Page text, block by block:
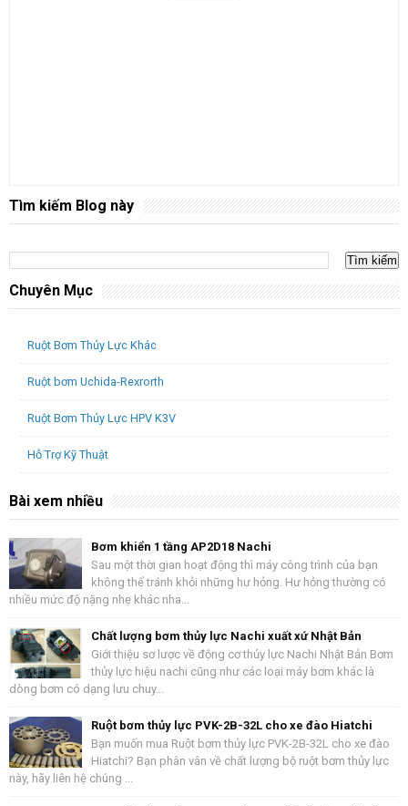
Tìm kiếm Blog này
Chuyên Mục
Ruột Bơm Thủy Lực Khác
Ruột bơm Uchida-Rexrorth
Ruột Bơm Thủy Lực HPV K3V
Hỗ Trợ Kỹ Thuật
Bài xem nhiều
Bơm khiển 1 tầng AP2D18 Nachi
Sau một thời gian hoạt động thì máy công trình của bạn
không thể tránh khỏi những hư hỏng. Hư hỏng thường có
nhiều mức độ nặng nhẹ khác nha...
Chất lượng bơm thủy lực Nachi xuất xứ Nhật Bản
Giới thiệu sơ lược về động cơ thủy lực Nachi Nhật Bản Bơm
thủy lực hiệu nachi cũng như các loại máy bơm khác là
dòng bơm có dạng lưu chuy...
Ruột bơm thủy lực PVK-2B-32L cho xe đào Hiatchi
Bạn muốn mua Ruột bơm thủy lực PVK-2B-32L cho xe đào
Hiatchi? Bạn phân vân về chất lượng bộ ruột bơm thủy lực
này, hãy liên hệ chúng ...